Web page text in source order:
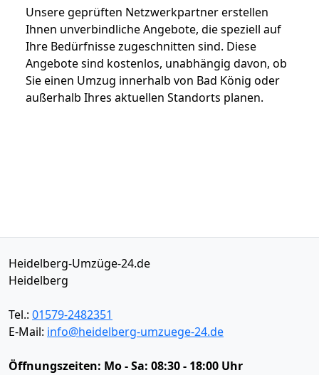
Unsere geprüften Netzwerkpartner erstellen
Ihnen unverbindliche Angebote, die speziell auf
Ihre Bedürfnisse zugeschnitten sind. Diese
Angebote sind kostenlos, unabhängig davon, ob
Sie einen Umzug innerhalb von Bad König oder
außerhalb Ihres aktuellen Standorts planen.
Heidelberg-Umzüge-24.de
Heidelberg
Tel.: 01579-2482351
E-Mail: info@heidelberg-umzuege-24.de
Öffnungszeiten: Mo - Sa: 08:30 - 18:00 Uhr